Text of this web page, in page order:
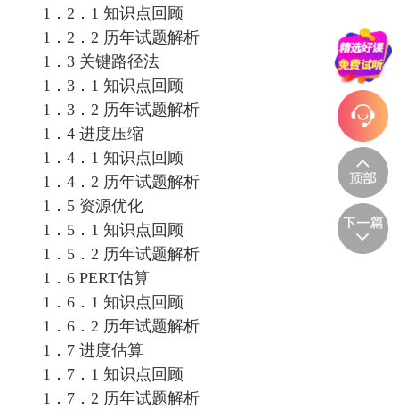
1．2．1 知识点回顾
1．2．2 历年试题解析
1．3 关键路径法
1．3．1 知识点回顾
1．3．2 历年试题解析
1．4 进度压缩
1．4．1 知识点回顾
1．4．2 历年试题解析
1．5 资源优化
1．5．1 知识点回顾
1．5．2 历年试题解析
1．6 PERT估算
1．6．1 知识点回顾
1．6．2 历年试题解析
1．7 进度估算
1．7．1 知识点回顾
1．7．2 历年试题解析